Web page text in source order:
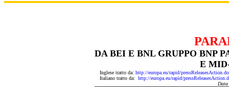
DA BEI E BNL GRUPPO BNP
E
Inglese tratto da: http://europa.eu/rapid/
Italiano tratto da: http://europa.eu/rapid/
Data